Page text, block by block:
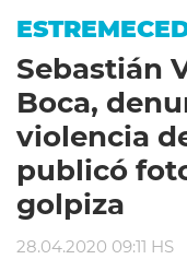
Sebastián
Boca,
violencia
publicó
golpiza
28.04.2020 09:11 HS